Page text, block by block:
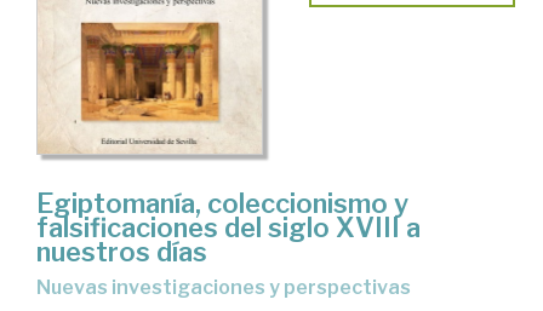
Egiptomanía, coleccionismo y
falsificaciones del siglo XVIII a
nuestros días
Nuevas investigaciones y perspectivas